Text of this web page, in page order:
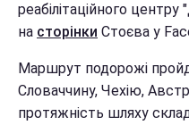
реабілітаційного
на сторінки Стоєва у
Маршрут подорожі
Словаччину, Чехію,
протяжність шляху